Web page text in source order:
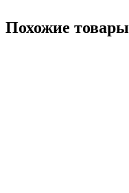
Похожие товары